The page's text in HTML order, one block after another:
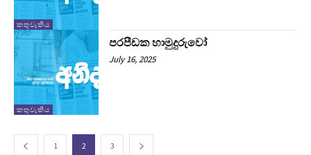
කතුවැකිය
කතුවැකිය
පරපීඩක හාමුදුරුවෝ
July 16, 2025
1 2 3